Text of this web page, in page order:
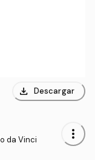
download Descargar
da Vinci more_vert